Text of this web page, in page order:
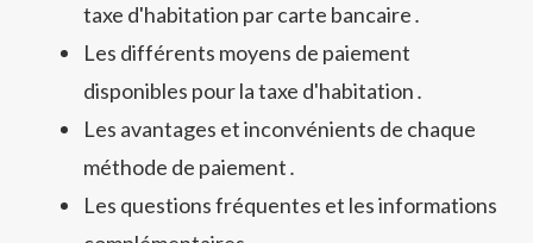
taxe d'habitation par carte bancaire․
Les différents moyens de paiement
disponibles pour la taxe d'habitation․
Les avantages et inconvénients de chaque
méthode de paiement․
Les questions fréquentes et les informations